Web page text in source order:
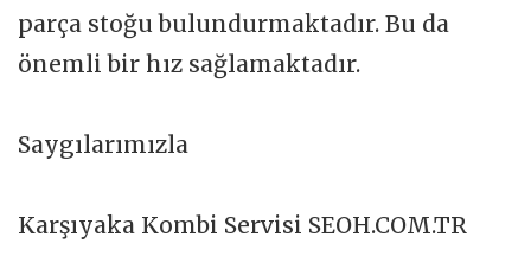
parça stoğu bulundurmaktadır. Bu da
önemli bir hız sağlamaktadır.
Saygılarımızla
Karşıyaka Kombi Servisi SEOH.COM.TR